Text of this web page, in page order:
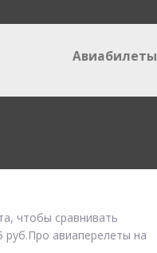
Авиабилеты
чтобы сравнивать
руб.Про авиаперелеты на